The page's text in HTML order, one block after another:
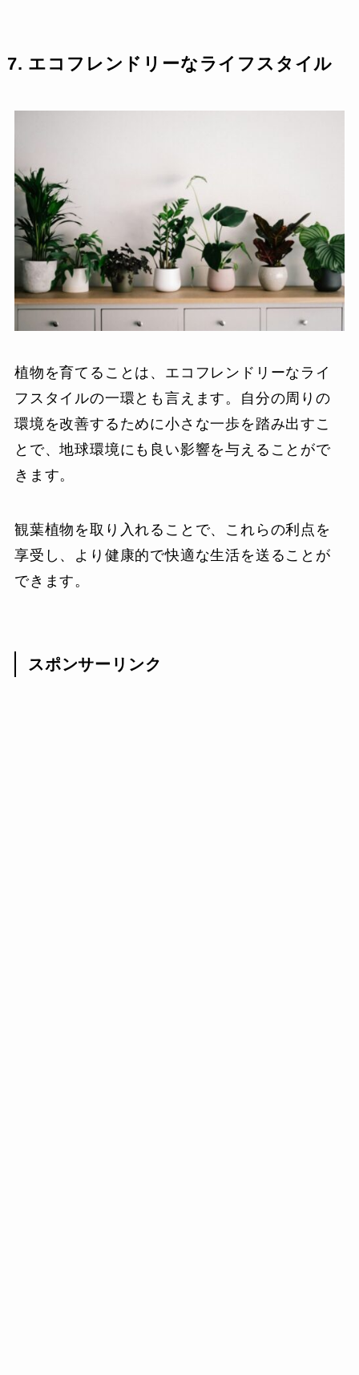
7. エコフレンドリーなライフスタイル
植物を育てることは、エコフレンドリーなライ
フスタイルの一環とも言えます。自分の周りの
環境を改善するために小さな一歩を踏み出すこ
とで、地球環境にも良い影響を与えることがで
きます。
観葉植物を取り入れることで、これらの利点を
享受し、より健康的で快適な生活を送ることが
できます。
スポンサーリンク